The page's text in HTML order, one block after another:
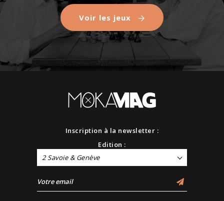
Voir les jeux
Inscription à la newsletter :
Edition :
2 Savoie & Genève